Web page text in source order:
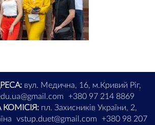
вул. Медична, 16, м.Кривий Ріг,
+380 97 214 8869
пл. Захисників України, 2,
vstup.duet@gmail.com
+380 98 207